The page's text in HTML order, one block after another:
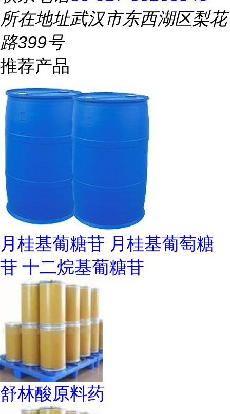
所在地址武汉市东西湖区梨花
路399号
推荐产品
月桂基葡糖苷 月桂基葡萄糖
苷 十二烷基葡糖苷
舒林酸原料药